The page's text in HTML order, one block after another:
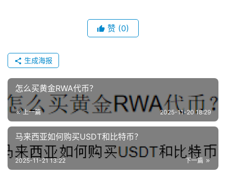
赞 (0)
生成海报
怎么买黄金RWA代币？
上一篇 2025-11-20 18:29
马来西亚如何购买USDT和比特币？
下一篇
2025-11-21 13:22